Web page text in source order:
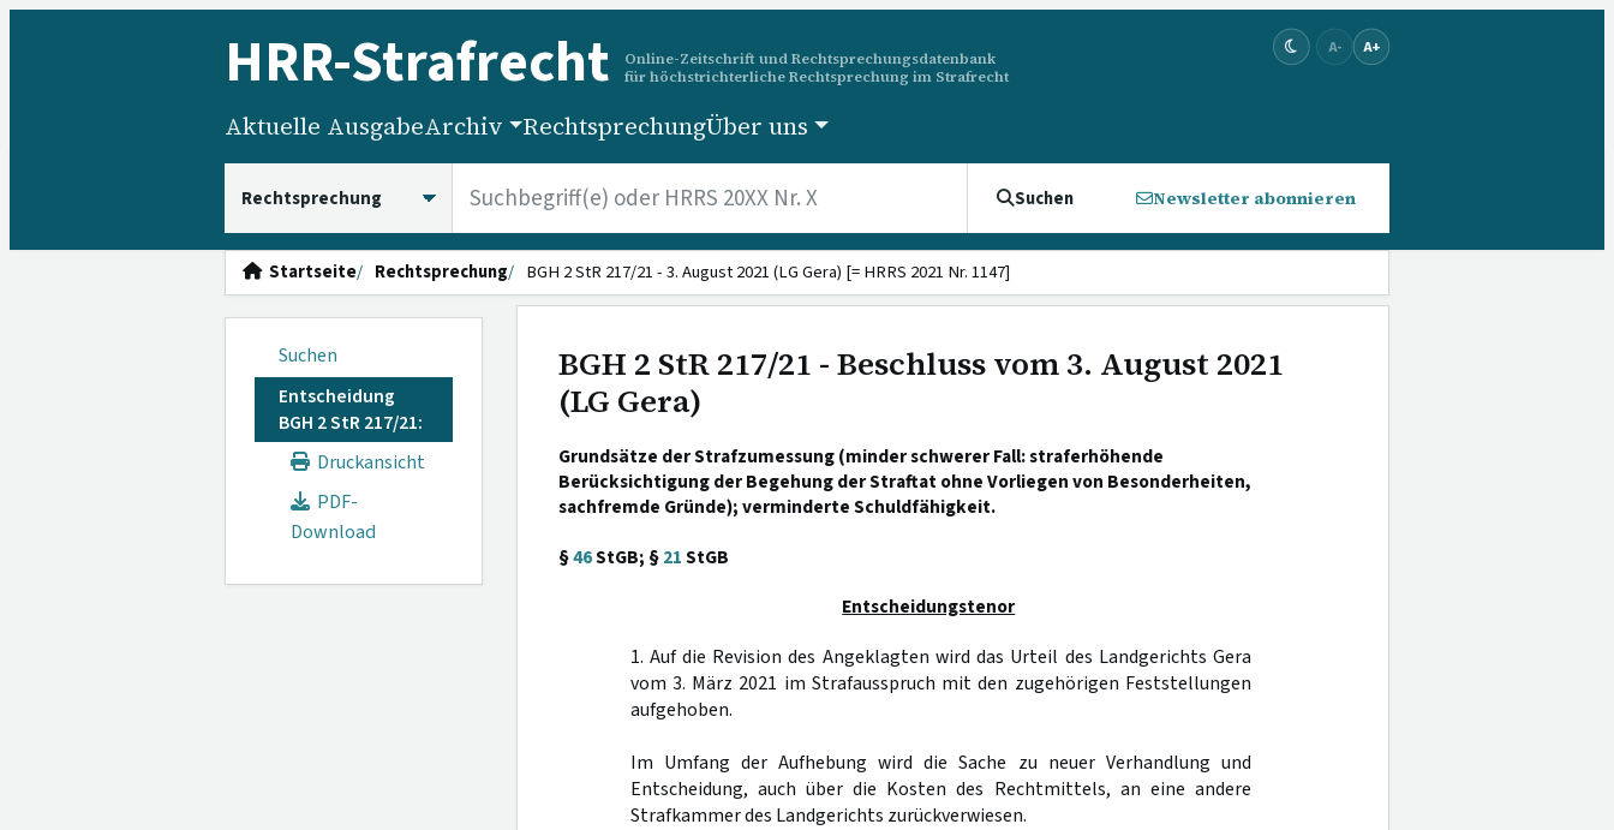
HRR-Strafrecht
Online-Zeitschrift und Rechtsprechungsdatenbank
für höchstrichterliche Rechtsprechung im Strafrecht
A- A+
Aktuelle AusgabeArchiv RechtsprechungÜber uns
Suchen Newsletter abonnieren
Startseite Rechtsprechung BGH 2 StR 217/21 - 3. August 2021 (LG Gera) [= HRRS 2021 Nr. 1147]
Suchen
Entscheidung
BGH 2 StR 217/21:
Druckansicht
PDF-
Download
BGH 2 StR 217/21 - Beschluss vom 3. August 2021
(LG Gera)
Grundsätze der Strafzumessung (minder schwerer Fall: straferhöhende
Berücksichtigung der Begehung der Straftat ohne Vorliegen von Besonderheiten,
sachfremde Gründe); verminderte Schuldfähigkeit.
§46StGB; §21StGB
Entscheidungstenor
1. Auf die Revision des Angeklagten wird das Urteil des Landgerichts Gera
vom 3. März 2021 im Strafausspruch mit den zugehörigen Feststellungen
aufgehoben.
Im Umfang der Aufhebung wird die Sache zu neuer Verhandlung und
Entscheidung, auch über die Kosten des Rechtmittels, an eine andere
Strafkammer des Landgerichts zurückverwiesen.